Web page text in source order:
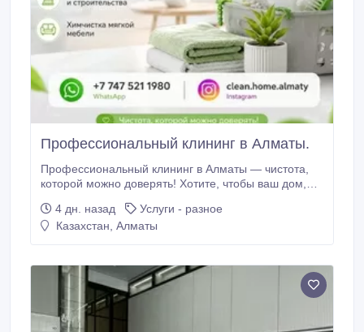
Профессиональный клининг в Алматы.
Профессиональный клининг в Алматы — чистота,
которой можно доверять! Хотите, чтобы ваш дом,
хлопот? Доверьте уборку профессионалам! Мы
оказываем полный спектр клининговых услуг по
средства.
4 дн. назад
Услуги - разное
Казахстан, Алматы